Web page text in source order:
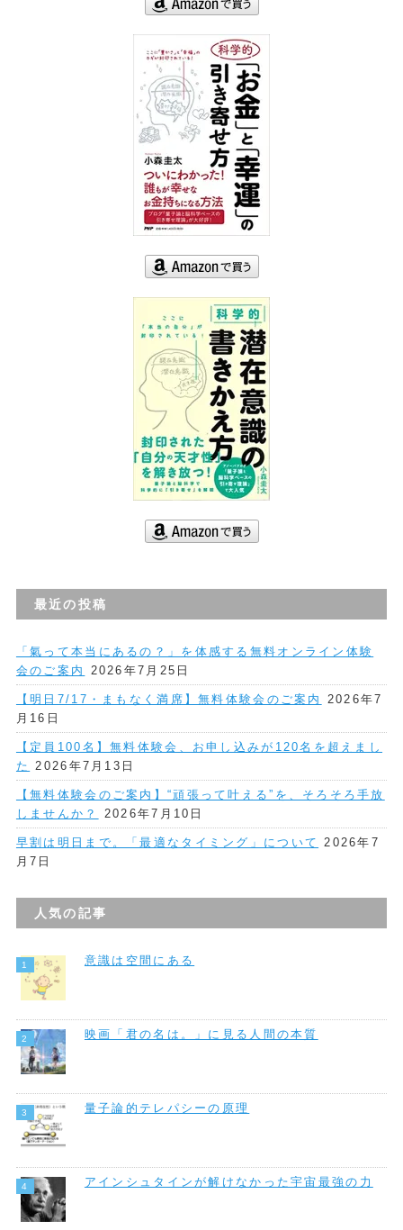
最近の投稿
「氣って本当にあるの？」を体感する無料オンライン体験
会のご案内
2026年7月25日
【明日7/17・まもなく満席】無料体験会のご案内
2026年7
月16日
【定員100名】無料体験会、お申し込みが120名を超えまし
た
2026年7月13日
【無料体験会のご案内】“頑張って叶える”を、そろそろ手放
しませんか？
2026年7月10日
早割は明日まで。「最適なタイミング」について
2026年7
月7日
人気の記事
意識は空間にある
映画「君の名は。」に見る人間の本質
量子論的テレパシーの原理
アインシュタインが解けなかった宇宙最強の力